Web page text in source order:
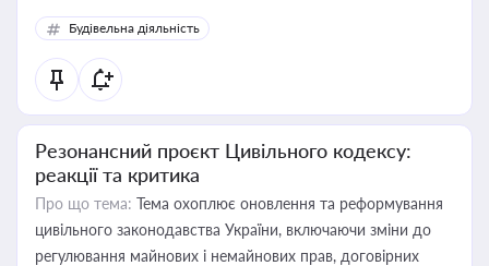
Будівельна діяльність
Резонансний проєкт Цивільного кодексу:
реакції та критика
Про що тема: Тема охоплює оновлення та реформування
цивільного законодавства України, включаючи зміни до
регулювання майнових і немайнових прав, договірних